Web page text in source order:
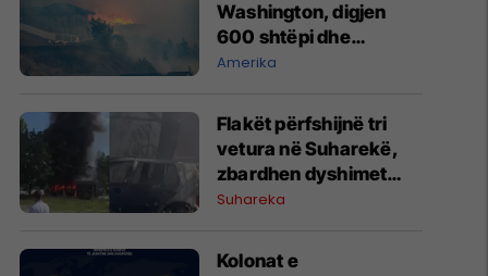
Washington, digjen
600 shtëpi dhe
biznese - evakuohen
Amerika
Flakët përfshijnë tri
vetura në Suharekë,
zbardhen dyshimet
fillestare
Suhareka
Kolonat e